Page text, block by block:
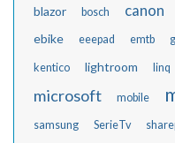
blazor bosch canon
ebike eeepad emtb
kentico lightroom linq
microsoft mobile
samsung SerieTv